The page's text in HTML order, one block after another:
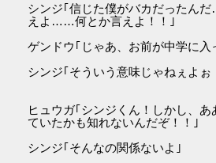
シンジ｢信じた僕がバカだった
えよ……何とか言えよ！！｣
ゲンドウ｢じゃあ、お前が中学に
シンジ｢そういう意味じゃねぇよぉ
ヒュウガ｢シンジくん！しかし、
ていたかも知れないんだぞ！！｣
シンジ｢そんなの関係ないよ｣